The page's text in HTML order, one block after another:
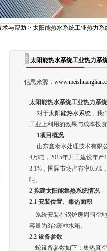
术与帮助 > 太阳能热水系统工业热力
太阳能热水系统工业热力系
信息来源：
太阳能热水系统工业热力系
对于太阳能热水系统 ，我
工业上利用的效果与成本投
1项目概况
山东鑫泰水处理技术有限
4万吨，2015年开工建设年
3.1%，国际市场占有率0.5%
吨。
2 拟建太阳能集热系统情况
2.1安装位置、集热面积
系统安装在锅炉房周围空
容量为3台缓冲水箱。
2.2设备参数
蛇设备参数如下：集热真